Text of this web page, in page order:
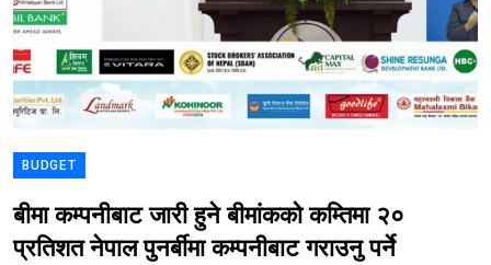
BUDGET
बीमा कम्पनीबाट जारी हुने बीमांकको कम्तिमा २०
प्रतिशत नेपाल पुनर्बीमा कम्पनीबाट गराउनु पर्ने